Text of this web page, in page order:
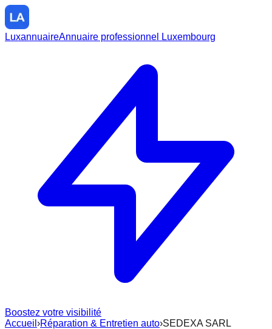
LuxannuaireAnnuaire professionnel Luxembourg
Boostez votre visibilité
Accueil ›Réparation & Entretien auto›SEDEXA SARL